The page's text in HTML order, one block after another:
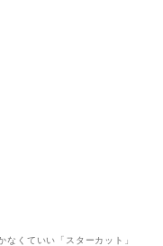
なくていい「スターカット」